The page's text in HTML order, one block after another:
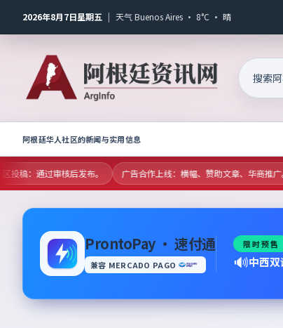
2026年8月7日星期五 | 天气 Buenos Aires · 8°C · 晴
阿根廷华人社区的新闻与实用信息
稿：通过审核后发布。 广告合作上线：横幅、赞助文章、华商推广。
ProntoPay · 速付通
兼容 MERCADO PAGO
限时预售
🔊中西双